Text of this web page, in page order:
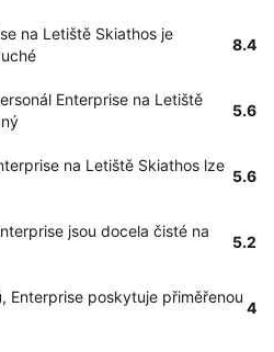
na Letiště Skiathos je
8.4
Enterprise na Letiště
5.6
na Letiště Skiathos lze
5.6
jsou docela čisté na
5.2
Enterprise poskytuje přiměřenou
4